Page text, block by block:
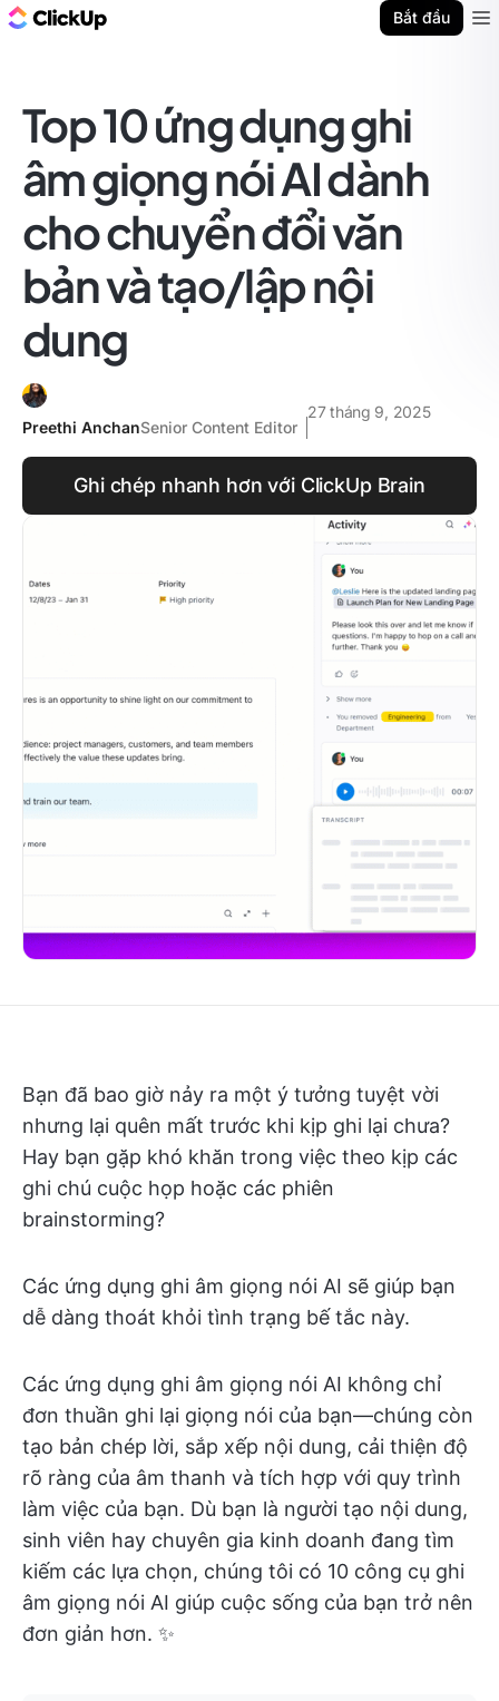
Bắt đầu
Top 10 ứng dụng ghi
âm giọng nói AI dành
cho chuyển đổi văn
bản và tạo/lập nội
dung
Preethi AnchanSenior Content Editor
27 tháng 9, 2025
Ghi chép nhanh hơn với ClickUp Brain
Bạn đã bao giờ nảy ra một ý tưởng tuyệt vời
nhưng lại quên mất trước khi kịp ghi lại chưa?
Hay bạn gặp khó khăn trong việc theo kịp các
ghi chú cuộc họp hoặc các phiên
brainstorming?
Các ứng dụng ghi âm giọng nói AI sẽ giúp bạn
dễ dàng thoát khỏi tình trạng bế tắc này.
Các ứng dụng ghi âm giọng nói AI không chỉ
đơn thuần ghi lại giọng nói của bạn—chúng còn
tạo bản chép lời, sắp xếp nội dung, cải thiện độ
rõ ràng của âm thanh và tích hợp với quy trình
làm việc của bạn. Dù bạn là người tạo nội dung,
sinh viên hay chuyên gia kinh doanh đang tìm
kiếm các lựa chọn, chúng tôi có 10 công cụ ghi
âm giọng nói AI giúp cuộc sống của bạn trở nên
đơn giản hơn. ✨